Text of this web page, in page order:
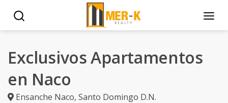
Exclusivos Apartamentos
en Naco
Ensanche Naco, Santo Domingo D.N.